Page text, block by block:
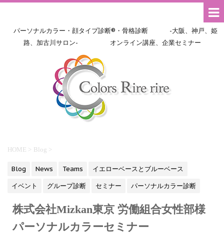
パーソナルカラー・顔タイプ診断®・骨格診断 -大阪、神戸、姫
路、加古川サロン- オンライン講座、企業セミナー
HOME > Blog >
Blog News Teams
イエローベースとブルーベース
イベント
グループ診断 セミナー パーソナルカラー診断
株式会社Mizkan東京 労働組合女性部様
パーソナルカラーセミナー